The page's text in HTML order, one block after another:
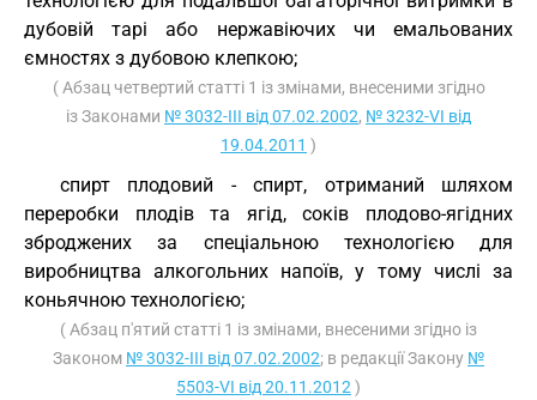
дубовій тарі або нержавіючих чи емальованих
ємностях з дубовою клепкою;
( Абзац четвертий статті 1 із змінами, внесеними згідно
із Законами № 3032-III від 07.02.2002, № 3232-VI від
19.04.2011 )
спирт плодовий - спирт, отриманий шляхом
переробки плодів та ягід, соків плодово-ягідних
зброджених за спеціальною технологією для
виробництва алкогольних напоїв, у тому числі за
коньячною технологією;
( Абзац п'ятий статті 1 із змінами, внесеними згідно із
Законом № 3032-III від 07.02.2002; в редакції Закону №
5503-VI від 20.11.2012 )